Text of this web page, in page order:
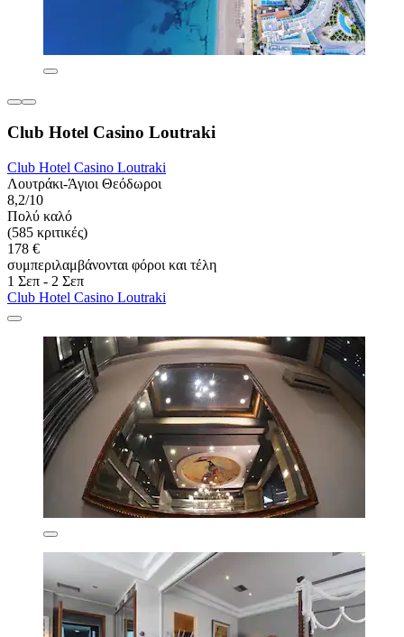
Club Hotel Casino Loutraki
Club Hotel Casino Loutraki
Λουτράκι-Άγιοι Θεόδωροι
8,2/10
Πολύ καλό
(585 κριτικές)
178 €
συμπεριλαμβάνονται φόροι και τέλη
1 Σεπ - 2 Σεπ
Club Hotel Casino Loutraki